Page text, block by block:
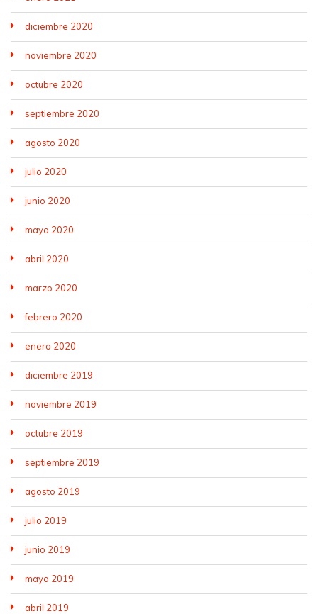
diciembre 2020
noviembre 2020
octubre 2020
septiembre 2020
agosto 2020
julio 2020
junio 2020
mayo 2020
abril 2020
marzo 2020
febrero 2020
enero 2020
diciembre 2019
noviembre 2019
octubre 2019
septiembre 2019
agosto 2019
julio 2019
junio 2019
mayo 2019
abril 2019